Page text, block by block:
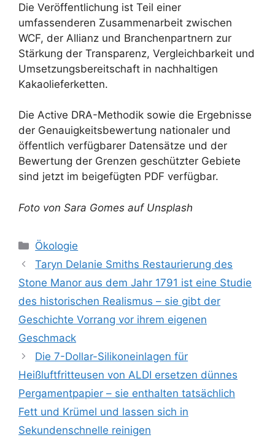
Die Veröffentlichung ist Teil einer
umfassenderen Zusammenarbeit zwischen
WCF, der Allianz und Branchenpartnern zur
Stärkung der Transparenz, Vergleichbarkeit und
Umsetzungsbereitschaft in nachhaltigen
Kakaolieferketten.
Die Active DRA-Methodik sowie die Ergebnisse
der Genauigkeitsbewertung nationaler und
öffentlich verfügbarer Datensätze und der
Bewertung der Grenzen geschützter Gebiete
sind jetzt im beigefügten PDF verfügbar.
Foto von Sara Gomes auf Unsplash
Kategorien
Ökologie
Taryn Delanie Smiths Restaurierung des
Stone Manor aus dem Jahr 1791 ist eine Studie
des historischen Realismus – sie gibt der
Geschichte Vorrang vor ihrem eigenen
Geschmack
Die 7-Dollar-Silikoneinlagen für
Heißluftfritteusen von ALDI ersetzen dünnes
Pergamentpapier – sie enthalten tatsächlich
Fett und Krümel und lassen sich in
Sekundenschnelle reinigen